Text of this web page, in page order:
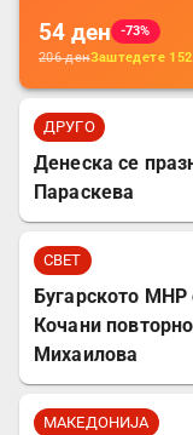
54 ден
-73%
206денЗаштедете
ДРУГО
Денеска се
Параскева
СВЕТ
Бугарското МНР
Кочани
Михаилова
МАКЕДОНИЈА